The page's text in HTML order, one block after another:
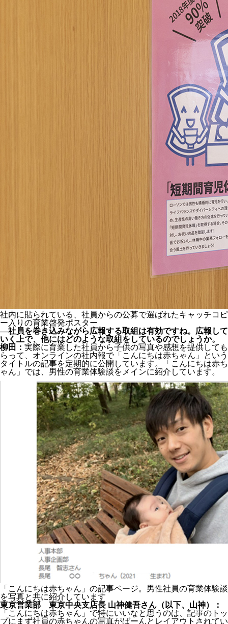
社内に貼られている、社員からの公募で選ばれたキャッチコピ
ー入りの育業啓発ポスター
―社員を巻き込みながら広報する取組は有効ですね。広報して
いく上で、他にはどのような取組をしているのでしょうか。
柳田： 実際に育業した社員から子供の写真や感想を提供しても
らって、オンラインの社内報で「こんにちは赤ちゃん」という
タイトルの記事を定期的に公開しています。「こんにちは赤ち
ゃん」では、男性の育業体験談をメインに紹介しています。
「こんにちは赤ちゃん」の記事ページ。男性社員の育業体験談
を写真と共に紹介しています
東京営業部 東京中央支店長 山神健吾さん（以下、山神）：
「こんにちは赤ちゃん」で特にいいなと思うのは、記事のトッ
プにまず社員の赤ちゃんの写真がばーんとレイアウトされてい